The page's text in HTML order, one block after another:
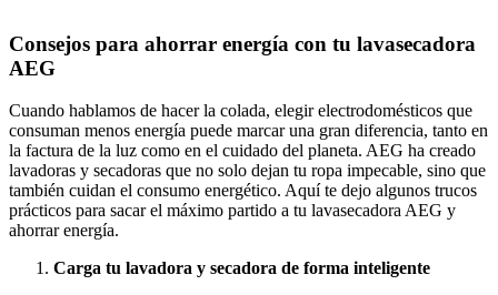
Consejos para ahorrar energía con tu lavasecadora
AEG
Cuando hablamos de hacer la colada, elegir electrodomésticos que
consuman menos energía puede marcar una gran diferencia, tanto en
la factura de la luz como en el cuidado del planeta. AEG ha creado
lavadoras y secadoras que no solo dejan tu ropa impecable, sino que
también cuidan el consumo energético. Aquí te dejo algunos trucos
prácticos para sacar el máximo partido a tu lavasecadora AEG y
ahorrar energía.
Carga tu lavadora y secadora de forma inteligente